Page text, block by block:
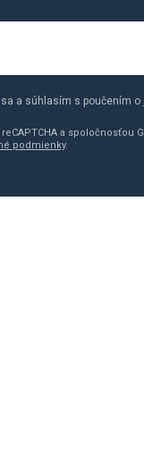
a súhlasím s poučením o
a spoločnosťou
podmienky.